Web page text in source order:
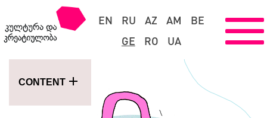
EN RU AZ AM
BE
GE
RO UA
CONTENT